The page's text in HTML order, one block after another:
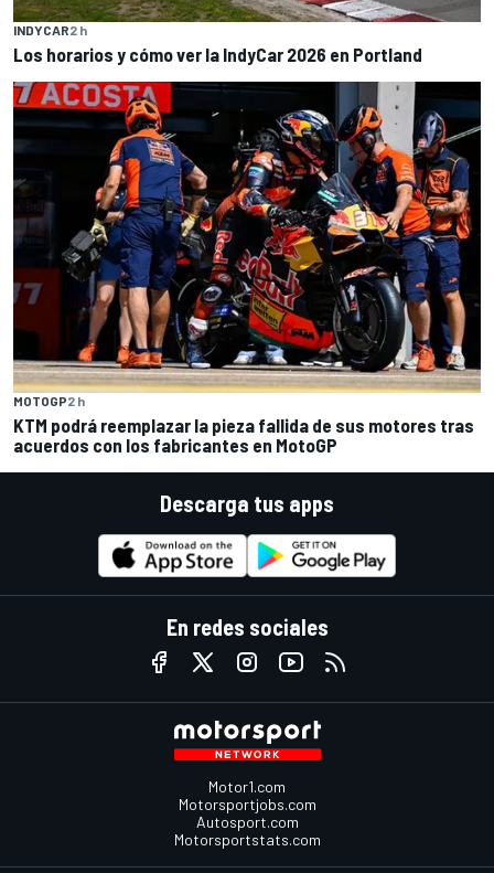
INDYCAR2 h
Los horarios y cómo ver la IndyCar 2026 en Portland
MOTOGP2 h
KTM podrá reemplazar la pieza fallida de sus motores tras
acuerdos con los fabricantes en MotoGP
Descarga tus apps
En redes sociales
Motor1.com
Motorsportjobs.com
Autosport.com
Motorsportstats.com